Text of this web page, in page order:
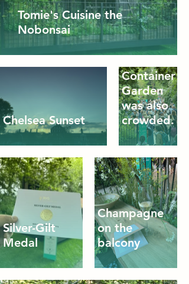
Tomie's Cuisine the
Nobonsai
Chelsea Sunset
can see,
the
Balcony
Container
Garden
was also
crowded.
Silver-Gilt
Medal
Champagne
on the
balcony